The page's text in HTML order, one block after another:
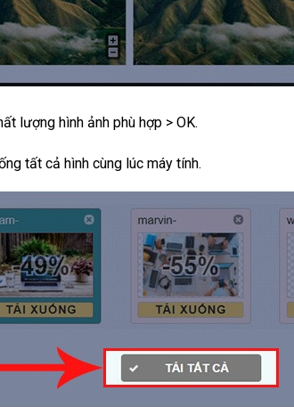
lượng hình ảnh phù hợp > OK.
tất cả hình cùng lúc máy tính.